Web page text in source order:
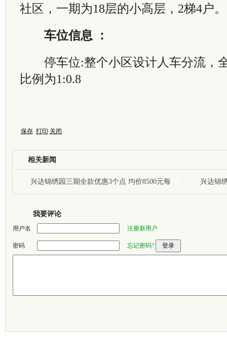
社区，一期为18层的小高层，2梯4户。
车位信息 ：
停车位:整个小区设计人车分流，
比例为1:0.8
保存 打印 关闭
相关新闻
兴达锦绣园三期全款优惠3个点 均价8500元每
平
兴达锦
我要评论
用户名 注册新用户
密码 忘记密码?